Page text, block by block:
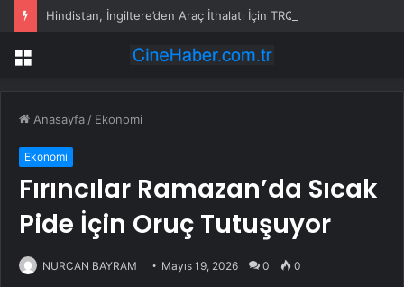
Menü
Anasayfa / Ekonomi
Ekonomi
Fırıncılar Ramazan’da Sıcak
Pide İçin Oruç Tutuşuyor
NURCAN BAYRAM Mayıs 19, 2026 0 0